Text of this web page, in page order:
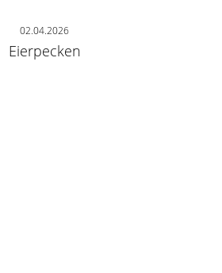
02.04.2026
Eierpecken